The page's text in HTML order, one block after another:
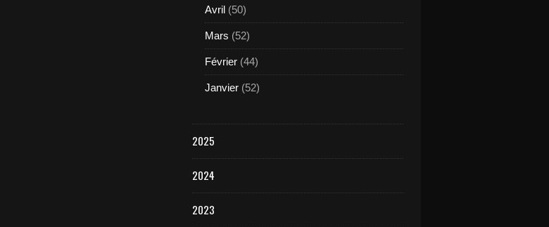
Avril (50)
Mars (52)
Février (44)
Janvier (52)
2025
2024
2023